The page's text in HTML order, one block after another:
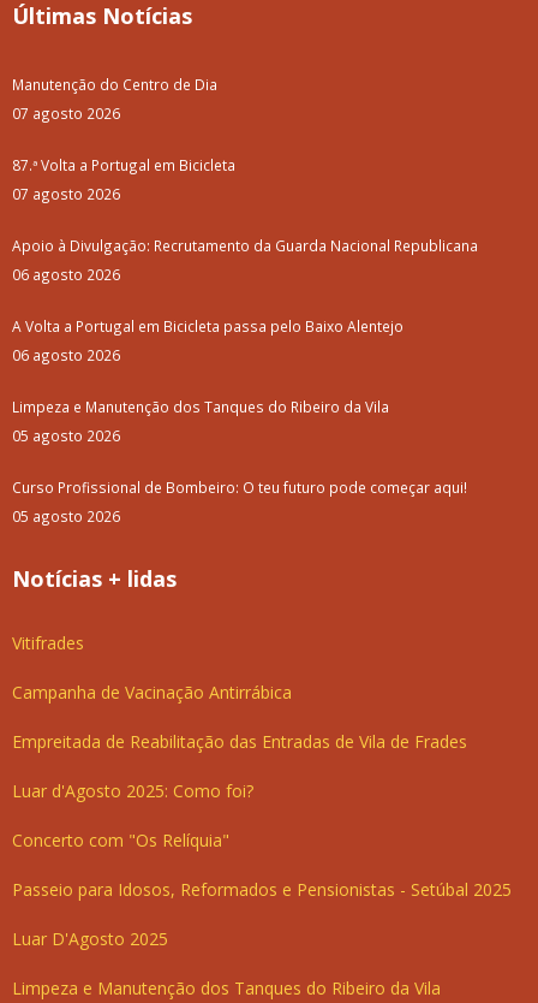
Últimas Notícias
Manutenção do Centro de Dia
07 agosto 2026
87.ª Volta a Portugal em Bicicleta
07 agosto 2026
Apoio à Divulgação: Recrutamento da Guarda Nacional Republicana
06 agosto 2026
A Volta a Portugal em Bicicleta passa pelo Baixo Alentejo
06 agosto 2026
Limpeza e Manutenção dos Tanques do Ribeiro da Vila
05 agosto 2026
Curso Profissional de Bombeiro: O teu futuro pode começar aqui!
05 agosto 2026
Notícias + lidas
Vitifrades
Campanha de Vacinação Antirrábica
Empreitada de Reabilitação das Entradas de Vila de Frades
Luar d'Agosto 2025: Como foi?
Concerto com "Os Relíquia"
Passeio para Idosos, Reformados e Pensionistas - Setúbal 2025
Luar D'Agosto 2025
Limpeza e Manutenção dos Tanques do Ribeiro da Vila